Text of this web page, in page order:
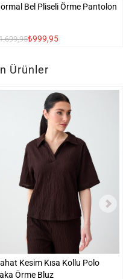
Bel Pliseli Örme Pantolon
₺999,95
Ürünler
Kesim Kısa Kollu Polo
Örme Bluz